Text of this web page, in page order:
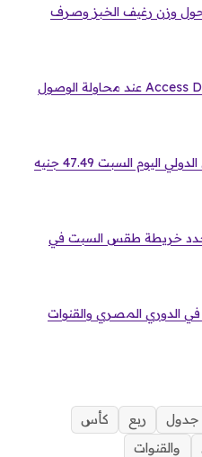
وزن رغيف الخبز وصرف
ما أسباب ظهور رسالة Access Denied عند محاولة الوصول
سعر الدولار في البنك التجاري الدولي اليوم السبت 47.49 جنيه
تحدد خريطة طقس السبت في
الدوري المصري والقنوات
جدول ربع
كأس
والقنوات